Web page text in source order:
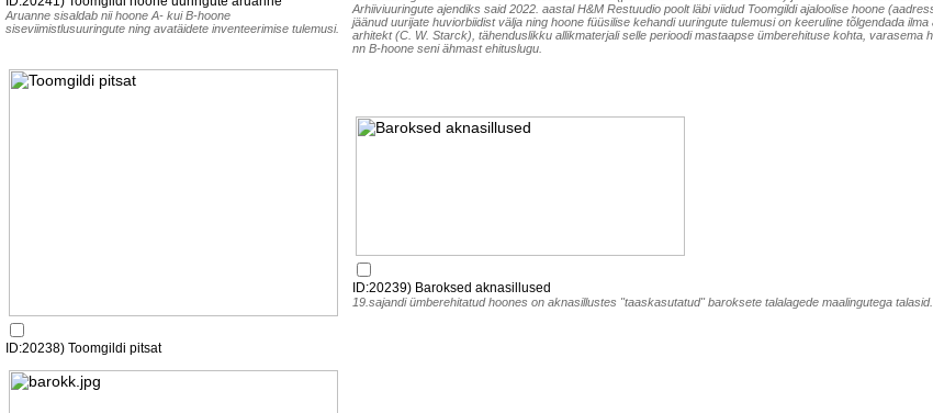
Aruanne sisaldab nii hoone A- kui B-hoone
siseviimistlusuuringute ning avatäidete inventeerimise tulemusi.
Arhiiviuuringute ajendiks said 2022. aastal H&M Restuudio poolt läbi viidud Toomgildi ajaloolise hoone
jäänud uurijate huviorbiidist välja ning hoone füüsilise kehandi uuringute tulemusi on keeruline tõlgendada
arhitekt (C. W. Starck), tähenduslikku allikmaterjali selle perioodi mastaapse ümberehituse kohta,
nn B-hoone seni ähmast ehituslugu.
ID:20238) Toomgildi pitsat
ID:20239) Baroksed aknasillused
19.sajandi ümberehitatud hoones on aknasillustes "taaskasutatud" baroksete talalagede maalingutega